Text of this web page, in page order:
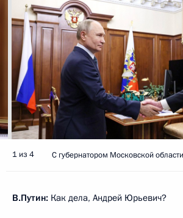
1 из 4 С губернатором Московской
В.Путин: Как дела, Андрей Юрьевич?